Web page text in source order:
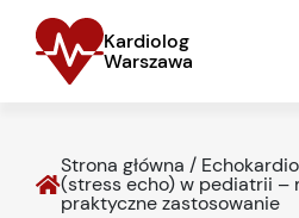
Kardiolog
Warszawa
Strona główna /
(stress echo) w pediatrii –
praktyczne zastosowanie